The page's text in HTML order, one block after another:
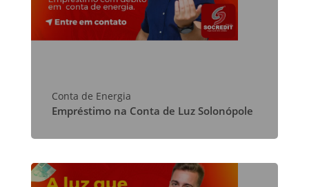
Conta de Energia
Empréstimo na Conta de Luz Solonópole